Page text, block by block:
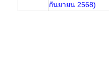
กันยายน 2568)